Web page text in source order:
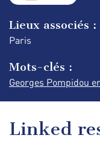
Lieux associés :
Paris
Mots-clés :
Georges Pompidou
Linked